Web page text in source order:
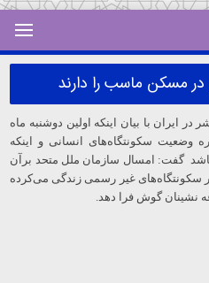
مسکن ماسب را دارند
ایران با بیان اینکه اولین دوشنبه ماه
وضعیت‌ سکونتگاه‌های انسانی و اینکه
گفت: امسال سازمان ملل متحد برآن
سکونتگاه‌های غیر رسمی زندگی می‌کرده
نشینان گوش فرا دهد.